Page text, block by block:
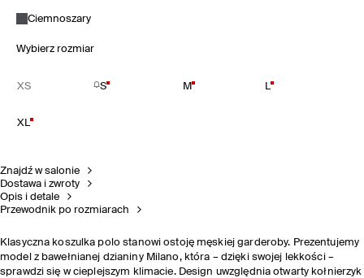
Ciemnoszary
Wybierz rozmiar
XS S M L
XL
Znajdź w salonie
Dostawa i zwroty
Opis i detale
Przewodnik po rozmiarach
Klasyczna koszulka polo stanowi ostoję męskiej garderoby. Prezentujemy
model z bawełnianej dzianiny Milano, która – dzięki swojej lekkości –
sprawdzi się w cieplejszym klimacie. Design uwzględnia otwarty kołnierzyk